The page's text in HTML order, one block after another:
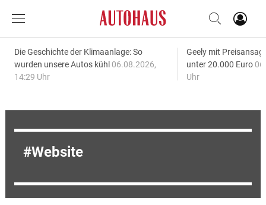
Die Geschichte der Klimaanlage: So
wurden unsere Autos kühl 06.08.2026,
14:29 Uhr
Geely mit
unter 20.000 Euro
Uhr
Website